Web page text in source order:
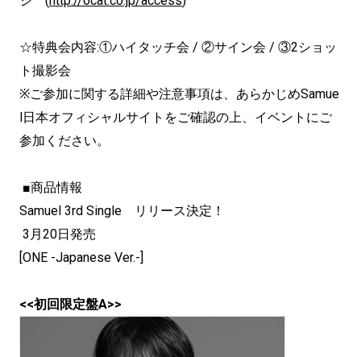
☆特典会内容:①ハイタッチ会 / ②サイン会 / ③2ショッ
ト撮影会
※ご参加に関する詳細や注意事項は、あらかじめSamue
l日本オフィシャルサイトをご確認の上、イベントにご
参加ください。
■商品情報
Samuel 3rd Single リリース決定！
3月20日発売
[ONE -Japanese Ver.-]
<<初回限定盤A>>